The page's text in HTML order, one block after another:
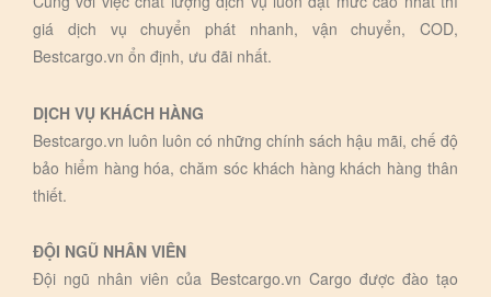
giá dịch vụ chuyển phát nhanh, vận chuyển, COD,
Bestcargo.vn ổn định, ưu đãi nhất.
DỊCH VỤ KHÁCH HÀNG
Bestcargo.vn luôn luôn có những chính sách hậu mãi, chế độ
bảo hiểm hàng hóa, chăm sóc khách hàng khách hàng thân
thiết.
ĐỘI NGŨ NHÂN VIÊN
Đội ngũ nhân viên của Bestcargo.vn Cargo được đào tạo